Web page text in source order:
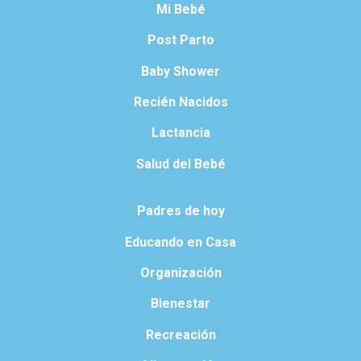
Mi Bebé
Post Parto
Baby Shower
Recién Nacidos
Lactancia
Salud del Bebé
Padres de hoy
Educando en Casa
Organización
Bienestar
Recreación